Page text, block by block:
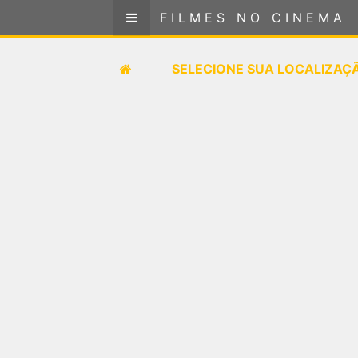
FILMES NO CINEMA
SELECIONE SUA
FILMES NO CINEMA
SELECIONE SUA LOCALIZAÇÃO